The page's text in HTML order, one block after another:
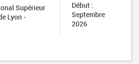
Supérieur
Lyon -
Début :
Septembre
2026